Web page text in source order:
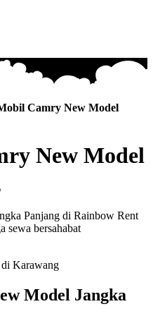
Camry New Model
New Model
Panjang di Rainbow Rent
sewa bersahabat
Model Jangka